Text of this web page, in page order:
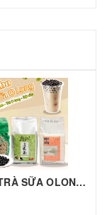
COMBO TRÀ SỮA OLONG Chuẩn Vị Đài Loan – Thơm Ngon Độc Đáo – Combo Tiện Lợi